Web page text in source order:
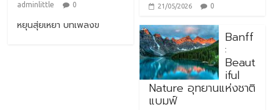
adminlittle
0
หยุนสุ่ยเหยา บทเพลงข
21/05/2026 0
Banff
:
Beaut
iful
Nature อุทยานแห่งชาติ
แบมฟ์